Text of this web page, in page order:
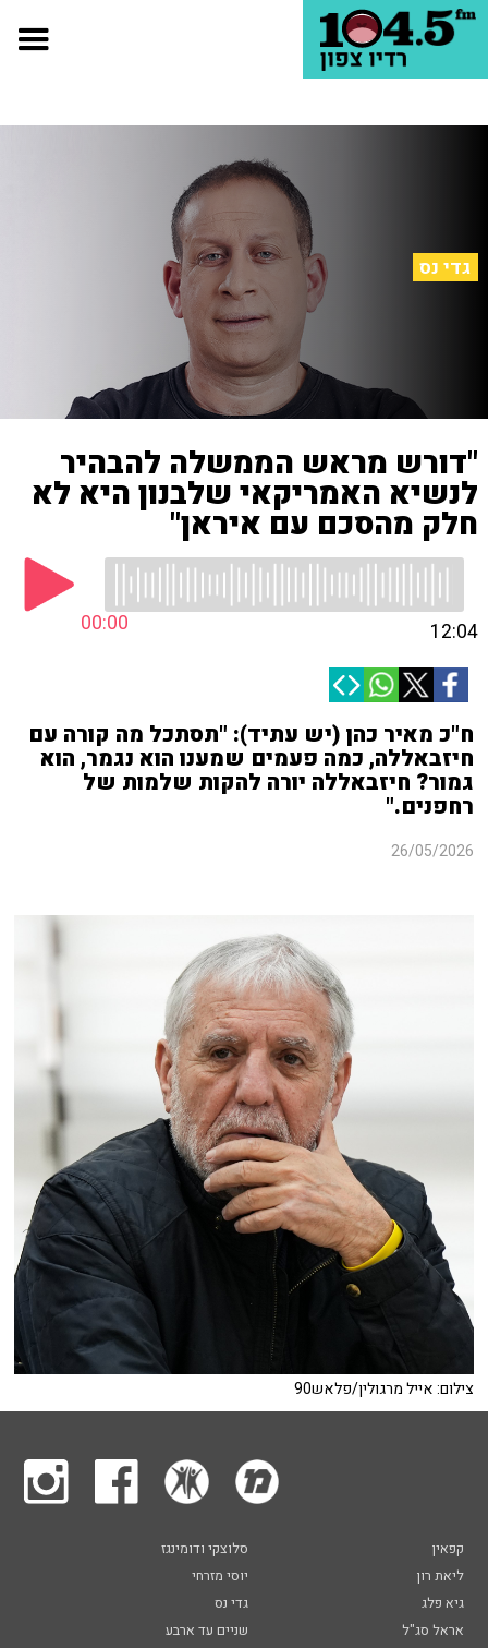
גדי נס
"דורש מראש הממשלה להבהיר
לנשיא האמריקאי שלבנון היא לא
חלק מהסכם עם איראן"
00:00 12:04
ח"כ מאיר כהן (יש עתיד): "תסתכל מה קורה עם
חיזבאללה, כמה פעמים שמענו הוא נגמר, הוא
גמור? חיזבאללה יורה להקות שלמות של
רחפנים."
26/05/2026
צילום: אייל מרגולין/פלאש90
קפאין
סלוצקי ודומינגז
ליאת רון
יוסי מזרחי
גיא פלג
גדי נס
אראל סג"ל
שניים עד ארבע